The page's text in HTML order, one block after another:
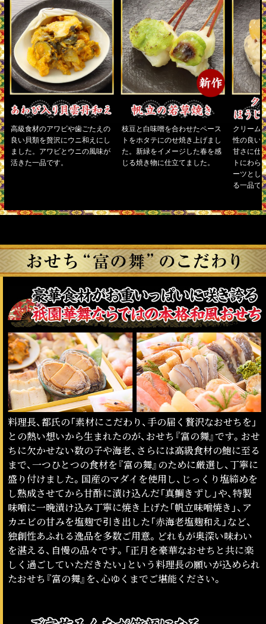
高級食材のアワビや歯ごたえの
良い貝類を贅沢にウニ和えにし
ました。アワビとウニの風味が
活きた一品です。
枝豆と白味噌を合わせたペース
トをホタテにのせ焼き上げまし
た。新緑をイメージした春を感
じる焼き物に仕立てました。
クリーム
性の良い
甘さに仕
トにわら
ーツとし
る一品で
料理長、都氏の「素材にこだわり、手の届く贅沢なおせちを」
との熱い想いから生まれたのが、おせち『富の舞』です。おせ
ちに欠かせない数の子や海老、さらには高級食材の鮑に至る
まで、一つひとつの食材を『富の舞』のために厳選し、丁寧に
盛り付けました。国産のマダイを使用し、じっくり塩締めを
し熟成させてから甘酢に漬け込んだ「真鯛きずし」や、特製
味噌に一晩漬け込み丁寧に焼き上げた「帆立味噌焼き」、ア
カエビの甘みを塩麹で引き出した「赤海老塩麹和え」など、
独創性あふれる逸品を多数ご用意。どれもが奥深い味わい
を湛える、自慢の品々です。「正月を豪華なおせちと共に楽
しく過ごしていただきたい」という料理長の願いが込められ
たおせち『富の舞』を、心ゆくまでご堪能ください。